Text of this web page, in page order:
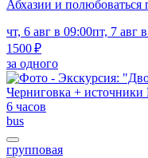
Абхазии и полюбоваться
чт, 6 авг в 09:00пт, 7 авг
1500 ₽
за одного
6 часов
bus
групповая